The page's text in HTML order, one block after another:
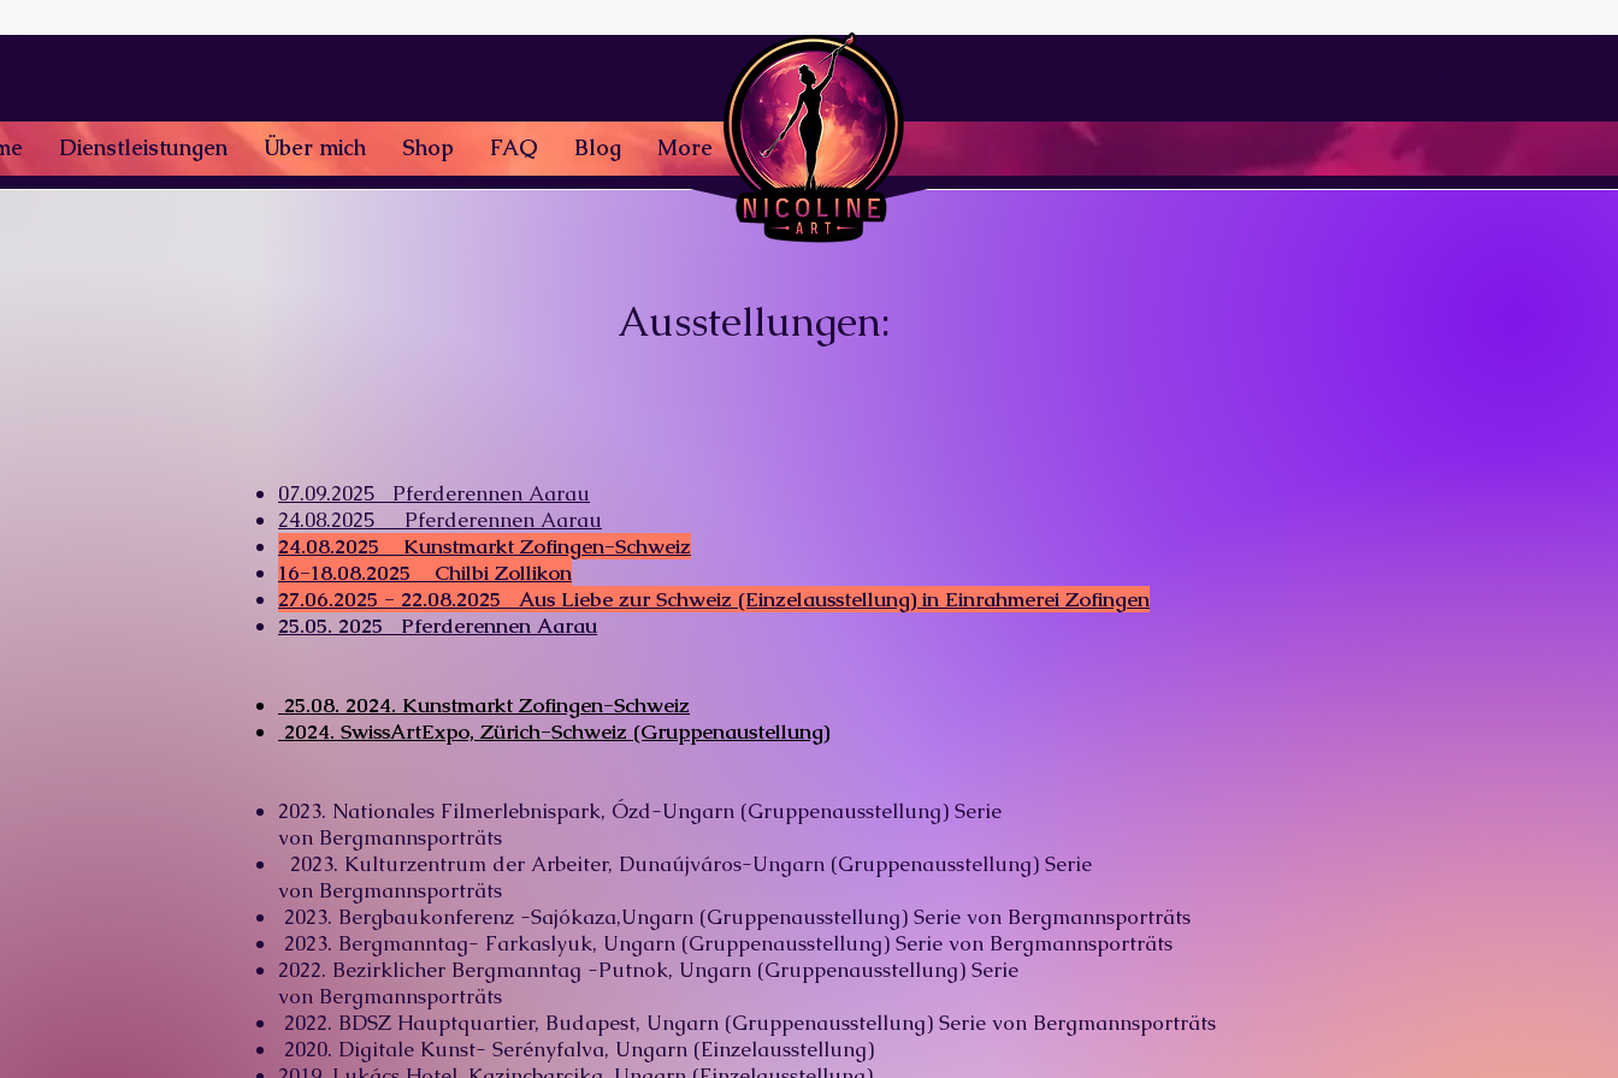
Dienstleistungen Über mich Shop FAQ Blog More
Ausstellungen:
07.09.2025 Pferderennen Aarau
24.08.2025 Pferderennen Aarau
24.08.2025 Kunstmarkt Zofingen-Schweiz
​16-18.08.2025 Chilbi Zollikon
27.06.2025 - 22.08.2025 Aus Liebe zur Schweiz (Einzelausstellung) in Einrahmerei Zofingen
25.05. 2025 Pferderennen Aarau
25.08. 2024. Kunstmarkt Zofingen-Schweiz​
​ 2024. SwissArtExpo, Zürich-Schweiz (Gruppenaustellung)
2023. Nationales Filmerlebnispark, Ózd-Ungarn (Gruppenausstellung) Serie
von Bergmannsporträts
2023. Kulturzentrum der Arbeiter, Dunaújváros-Ungarn (Gruppenausstellung) Serie
von Bergmannsporträts
2023. Bergbaukonferenz -Sajókaza,Ungarn (Gruppenausstellung) Serie von Bergmannsporträts
2023. Bergmanntag- Farkaslyuk, Ungarn (Gruppenausstellung) Serie von Bergmannsporträts
2022. Bezirklicher Bergmanntag -Putnok, Ungarn (Gruppenausstellung) Serie
von Bergmannsporträts
2022. BDSZ Hauptquartier, Budapest, Ungarn (Gruppenausstellung) Serie von Bergmannsporträts
2020. Digitale Kunst- Serényfalva, Ungarn (Einzelausstellung)